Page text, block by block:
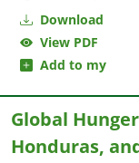
Download
View PDF
Add to my
Global
Honduras,